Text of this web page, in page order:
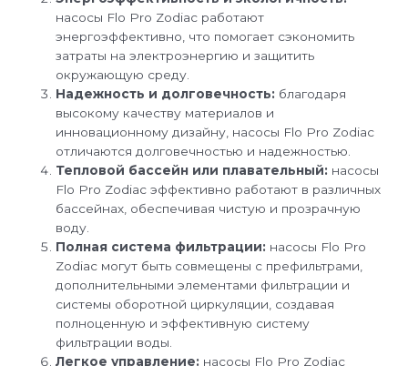
насосы Flo Pro Zodiac работают
энергоэффективно, что помогает сэкономить
затраты на электроэнергию и защитить
окружающую среду.
Надежность и долговечность: благодаря
высокому качеству материалов и
инновационному дизайну, насосы Flo Pro Zodiac
отличаются долговечностью и надежностью.
Тепловой бассейн или плавательный: насосы
Flo Pro Zodiac эффективно работают в различных
бассейнах, обеспечивая чистую и прозрачную
воду.
Полная система фильтрации: насосы Flo Pro
Zodiac могут быть совмещены с префильтрами,
дополнительными элементами фильтрации и
системы оборотной циркуляции, создавая
полноценную и эффективную систему
фильтрации воды.
Легкое управление: насосы Flo Pro Zodiac